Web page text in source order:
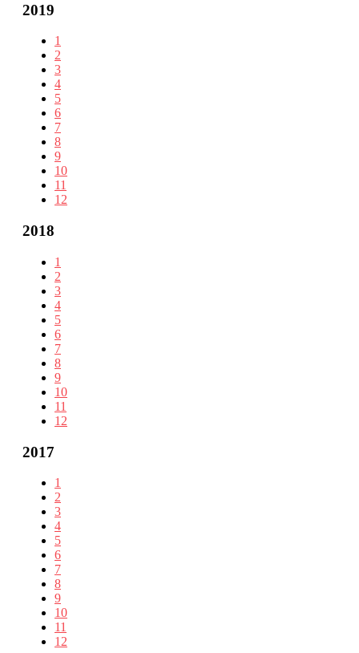
2019
1
2
3
4
5
6
7
8
9
10
11
12
2018
1
2
3
4
5
6
7
8
9
10
11
12
2017
1
2
3
4
5
6
7
8
9
10
11
12